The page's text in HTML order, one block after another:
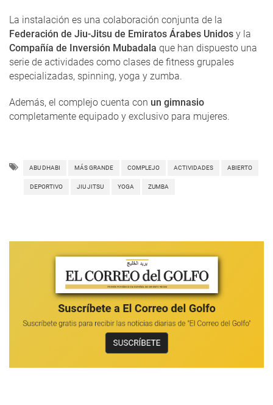
La instalación es una colaboración conjunta de la
Federación de Jiu-Jitsu de Emiratos Árabes Unidos y la
Compañía de Inversión Mubadala que han dispuesto una
serie de actividades como clases de fitness grupales
especializadas, spinning, yoga y zumba.
Además, el complejo cuenta con un gimnasio
completamente equipado y exclusivo para mujeres.
ABU DHABI MÁS GRANDE COMPLEJO ACTIVIDADES ABIERTO
DEPORTIVO JIU JITSU YOGA ZUMBA